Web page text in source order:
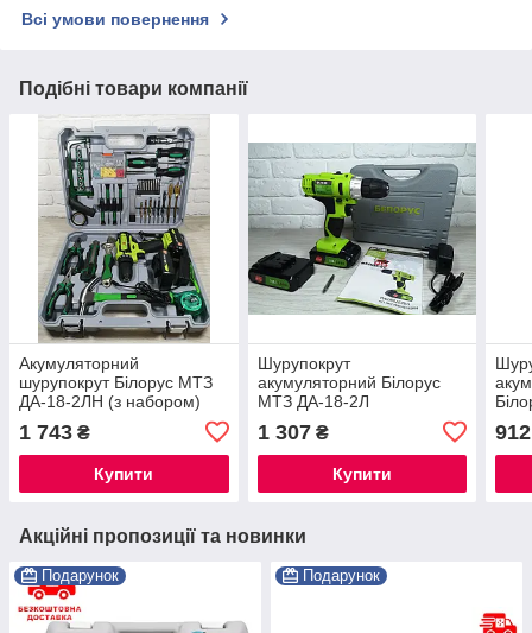
Всі умови повернення
Подібні товари компанії
Акумуляторний
шурупокрут Білорус МТЗ
ДА-18-2ЛН (з набором)
1 743 ₴
Купити
Шурупокрут
акумуляторний Білорус
МТЗ ДА-18-2Л
1 307₴
Купити
912
Акційні пропозиції та новинки
Подарунок Подарунок